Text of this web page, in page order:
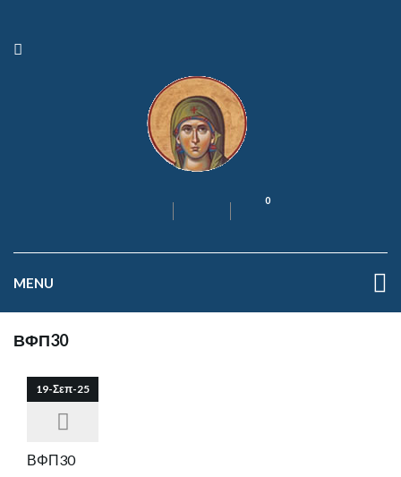
0
MENU
ΒΦΠ30
19-Σεπ-25
ΒΦΠ30